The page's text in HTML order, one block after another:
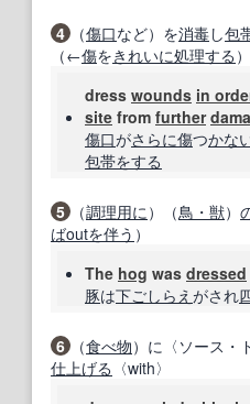
4 （傷口など）を消毒し包
（←傷をきれいに処理する ）
dress wounds in
site from further
傷口がさらに傷つかな
包帯をする
5 （調理用に ）（鳥・獣）
ばoutを伴う ）
The hog was dressed
豚は下ごしらえ がされ
6 （食べ物）に〈ソース・
仕上げる 〈with〉